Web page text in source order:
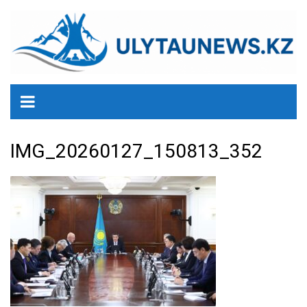
содержанию
IMG_20260127_150813_352